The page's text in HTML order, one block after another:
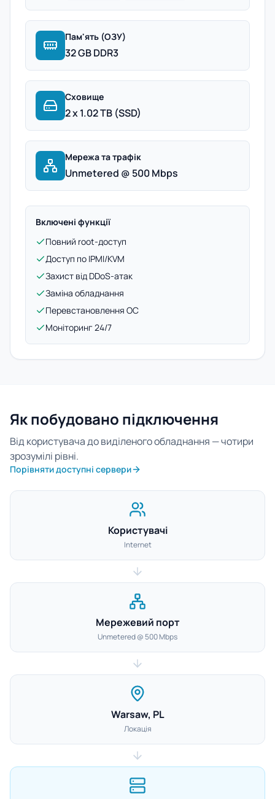
Пам'ять (ОЗУ)
32 GB DDR3
Сховище
2 x 1.02 TB (SSD)
Мережа та трафік
Unmetered @ 500 Mbps
Включені функції
Повний root-доступ
Доступ по IPMI/KVM
Захист від DDoS-атак
Заміна обладнання
Перевстановлення ОС
Моніторинг 24/7
Як побудовано підключення
Від користувача до виділеного обладнання — чотири
зрозумілі рівні.
Порівняти доступні сервери
Користувачі
Internet
Мережевий порт
Unmetered @ 500 Mbps
Warsaw, PL
Локація